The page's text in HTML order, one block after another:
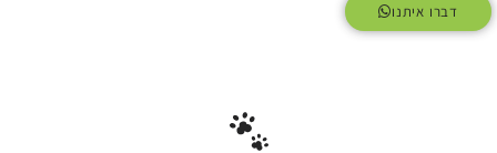
דברו איתנו